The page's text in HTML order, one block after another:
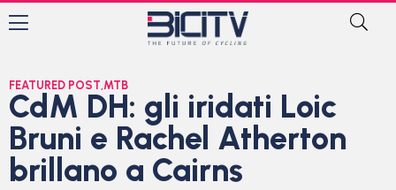
FEATURED POST,MTB
CdM DH: gli iridati Loic
Bruni e Rachel Atherton
brillano a Cairns